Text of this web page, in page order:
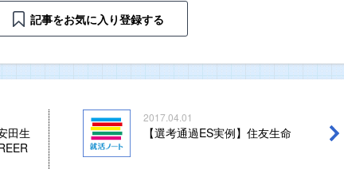
記事をお気に入り登録する
田生
2017.04.01
【選考通過ES実例】住友生命